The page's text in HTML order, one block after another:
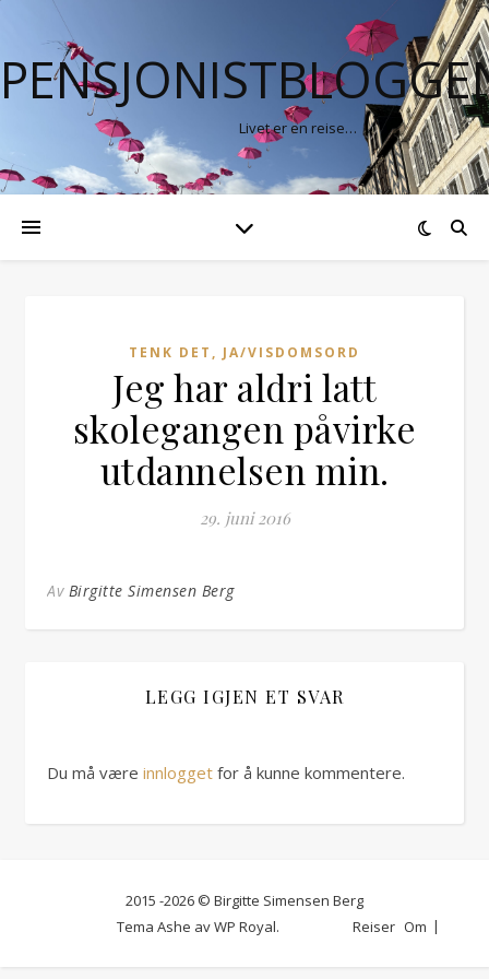
Livet er en reise…
TENK DET, JA/VISDOMSORD
Jeg har aldri latt
skolegangen påvirke
utdannelsen min.
29. juni 2016
Av Birgitte Simensen Berg
LEGG IGJEN ET SVAR
Du må være innlogget for å kunne kommentere.
2015 -2026 © Birgitte Simensen Berg
Reiser Om
Tema Ashe avWP Royal.